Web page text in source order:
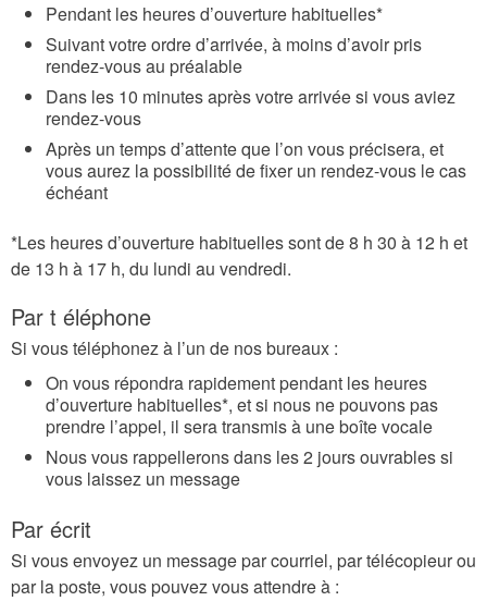
Pendant les heures d’ouverture habituelles*
Suivant votre ordre d’arrivée, à moins d’avoir pris
rendez-vous au préalable
Dans les 10 minutes après votre arrivée si vous aviez
rendez-vous
Après un temps d’attente que l’on vous précisera, et
vous aurez la possibilité de fixer un rendez-vous le cas
échéant
*Les heures d’ouverture habituelles sont de 8 h 30 à 12 h et
de 13 h à 17 h, du lundi au vendredi.
Par t éléphone
Si vous téléphonez à l’un de nos bureaux :
On vous répondra rapidement pendant les heures
d’ouverture habituelles*, et si nous ne pouvons pas
prendre l’appel, il sera transmis à une boîte vocale
Nous vous rappellerons dans les 2 jours ouvrables si
vous laissez un message
Par écrit
Si vous envoyez un message par courriel, par télécopieur ou
par la poste, vous pouvez vous attendre à :